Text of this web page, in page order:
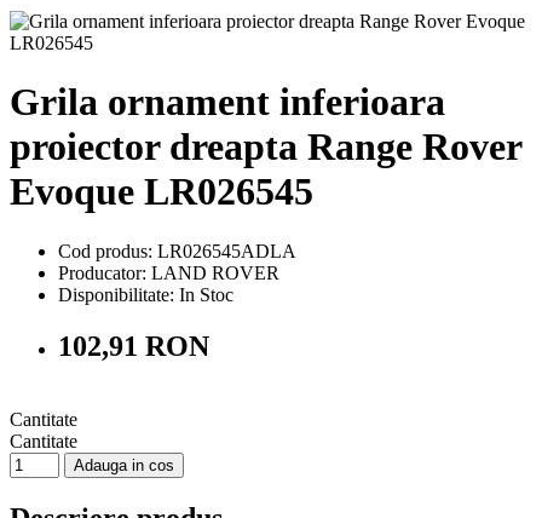
Grila ornament inferioara
proiector dreapta Range Rover
Evoque LR026545
Cod produs: LR026545ADLA
Producator: LAND ROVER
Disponibilitate: In Stoc
102,91 RON
Cantitate
Cantitate
Adauga in cos